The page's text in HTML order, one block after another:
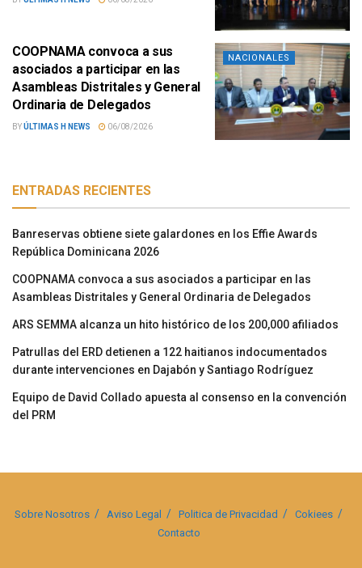
NACIONALES
COOPNAMA convoca a sus
asociados a participar en las
Asambleas Distritales y General
Ordinaria de Delegados
BYÚLTIMAS H NEWS 06/08/2026
ENTRADAS RECIENTES
Banreservas obtiene siete galardones en los Effie Awards
República Dominicana 2026
COOPNAMA convoca a sus asociados a participar en las
Asambleas Distritales y General Ordinaria de Delegados
ARS SEMMA alcanza un hito histórico de los 200,000 afiliados
Patrullas del ERD detienen a 122 haitianos indocumentados
durante intervenciones en Dajabón y Santiago Rodríguez
Equipo de David Collado apuesta al consenso en la convención
del PRM
Sobre Nosotros Aviso Legal Politica de Privacidad
Cokiees
Contacto